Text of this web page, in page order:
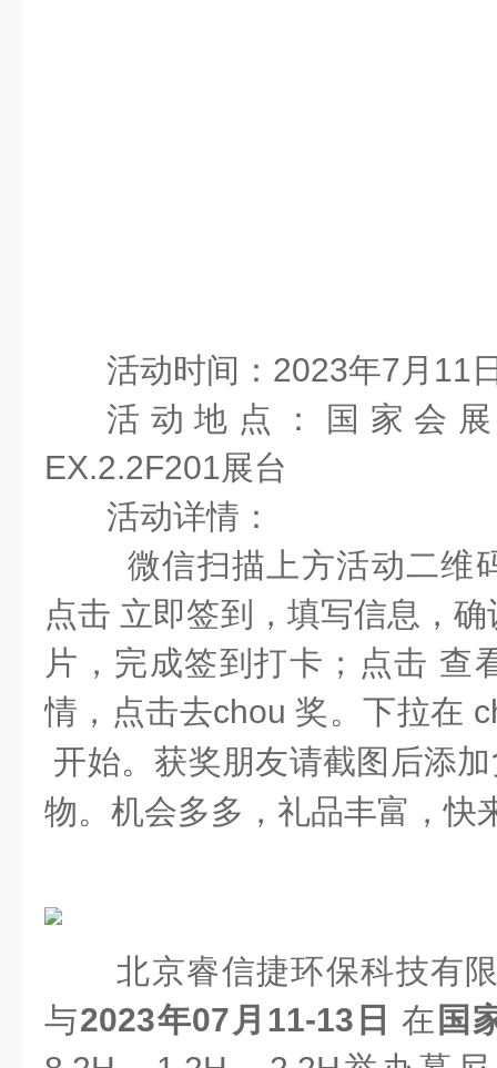
活动时间： 2023年7 月 11
活动地点：国家会
EX.2.2F201展台
活动详情：
微信扫描上方活动二维
点击 立即签到 ，填写信息，确
片，完成签到打卡；点击 查
情，点击去chou 奖。下拉在
开始。获奖朋友请截图后添
物。机会多多，礼品丰富，快
北京睿信捷环保科技有
与2023年07月11-13日在 国